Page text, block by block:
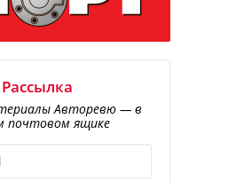
Рассылка
Авторевю — в
почтовом ящике